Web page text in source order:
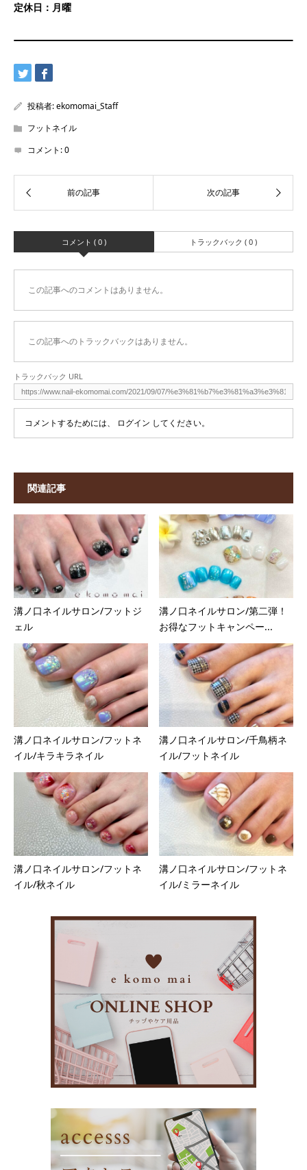
定休日：月曜
投稿者:ekomomai_Staff
フットネイル
コメント:0
コメント ( 0 ) トラックバック ( 0 )
この記事へのコメントはありません。
この記事へのトラックバックはありません。
トラックバック URL
コメントするためには、 ログイン してください。
関連記事
溝ノ口ネイルサロン/フットジ
ェル
溝ノ口ネイルサロン/第二弾！
お得なフットキャンペー...
溝ノ口ネイルサロン/フットネ
イル/キラキラネイル
溝ノ口ネイルサロン/千鳥柄ネ
イル/フットネイル
溝ノ口ネイルサロン/フットネ
イル/秋ネイル
溝ノ口ネイルサロン/フットネ
イル/ミラーネイル